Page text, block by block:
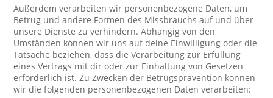
Außerdem verarbeiten wir personenbezogene Daten, um
Betrug und andere Formen des Missbrauchs auf und über
unsere Dienste zu verhindern. Abhängig von den
Umständen können wir uns auf deine Einwilligung oder die
Tatsache beziehen, dass die Verarbeitung zur Erfüllung
eines Vertrags mit dir oder zur Einhaltung von Gesetzen
erforderlich ist. Zu Zwecken der Betrugsprävention können
wir die folgenden personenbezogenen Daten verarbeiten: